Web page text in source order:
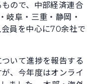
ので、中部経済連合
岐阜・三重・静岡・
員を中心に70余社で
いて進捗を報告する
、今年度はオンライ